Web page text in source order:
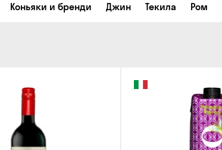
Коньяки и бренди Джин Текила Ром